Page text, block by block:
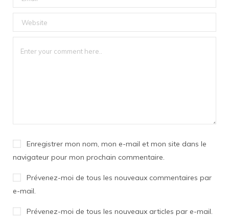
Enregistrer mon nom, mon e-mail et mon site dans le
navigateur pour mon prochain commentaire.
Prévenez-moi de tous les nouveaux commentaires par
e-mail.
Prévenez-moi de tous les nouveaux articles par e-mail.